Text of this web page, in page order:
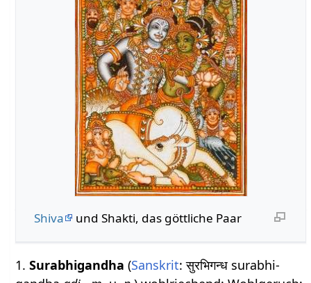
Shiva und Shakti, das göttliche Paar
1.Surabhigandha (Sanskrit: सुरभिगन्ध surabhi-